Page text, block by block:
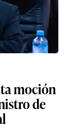
moción
de